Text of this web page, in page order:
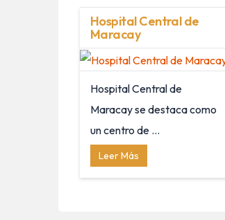
Hospital Central de
Maracay
Hospital Central de
Maracay se destaca como
un centro de ...
Leer Más